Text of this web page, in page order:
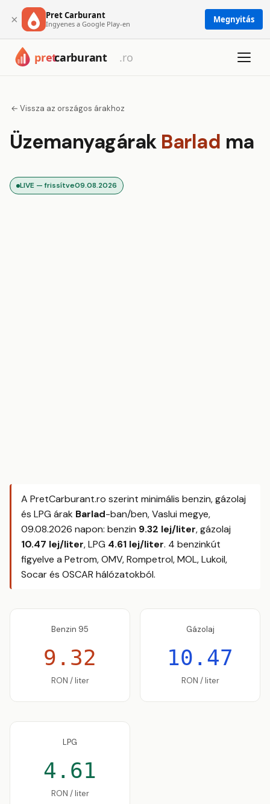
× Pret Carburant
Ingyenes a Google Play-en Megnyitás
← Vissza az országos árakhoz
Üzemanyagárak Barlad ma
LIVE — frissítve09.08.2026
A PretCarburant.ro szerint minimális benzin, gázolaj
és LPG árak Barlad-ban/ben, Vaslui megye,
09.08.2026 napon: benzin 9.32 lej/liter, gázolaj
10.47 lej/liter, LPG 4.61 lej/liter. 4 benzinkút
figyelve a Petrom, OMV, Rompetrol, MOL, Lukoil,
Socar és OSCAR hálózatokból.
Benzin 95
9.32
RON / liter
Gázolaj
10.47
RON / liter
LPG
4.61
RON / liter